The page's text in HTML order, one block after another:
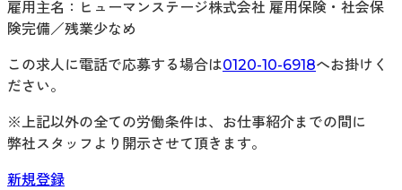
雇用主名：ヒューマンステージ株式会社 雇用保険・社会保
険完備／残業少なめ
この求人に電話で応募する場合は0120-10-6918へお掛けく
ださい。
※上記以外の全ての労働条件は、お仕事紹介までの間に
弊社スタッフより開示させて頂きます。
新規登録